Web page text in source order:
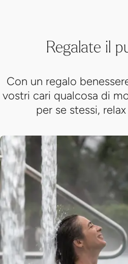
Regalate il
Con un regalo
vostri cari qualcosa di
per se stessi,